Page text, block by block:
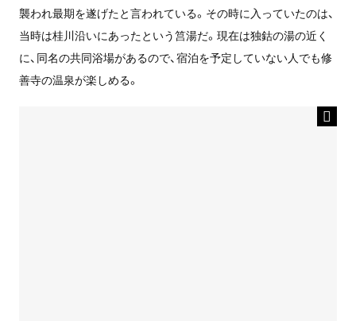
襲われ最期を遂げたと言われている。その時に入っていたのは、
当時は桂川沿いにあったという筥湯だ。現在は独鈷の湯の近く
に、同名の共同浴場があるので、宿泊を予定していない人でも修
善寺の温泉が楽しめる。